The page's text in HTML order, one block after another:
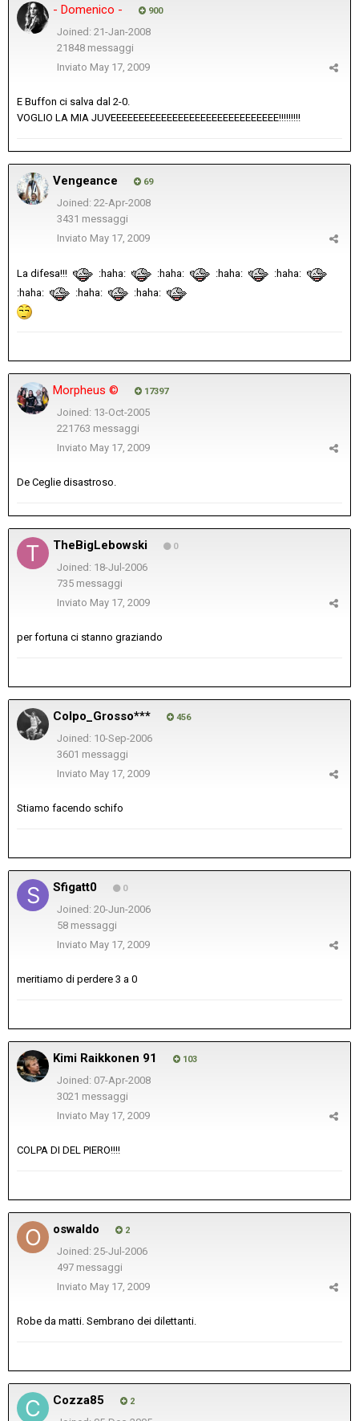
- Domenico - 900
Joined: 21-Jan-2008
21848 messaggi
Inviato May 17, 2009
E Buffon ci salva dal 2-0.
VOGLIO LA MIA JUVEEEEEEEEEEEEEEEEEEEEEEEEEEEEEE!!!!!!!!!
Vengeance 69
Joined: 22-Apr-2008
3431 messaggi
Inviato May 17, 2009
La difesa!!! :haha: :haha: :haha:
:haha:
:haha:
:haha: :haha:
Morpheus © 17397
Joined: 13-Oct-2005
221763 messaggi
Inviato May 17, 2009
De Ceglie disastroso.
TheBigLebowski 0
Joined: 18-Jul-2006
735 messaggi
Inviato May 17, 2009
per fortuna ci stanno graziando
Colpo_Grosso*** 456
Joined: 10-Sep-2006
3601 messaggi
Inviato May 17, 2009
Stiamo facendo schifo
Sfigatt0 0
Joined: 20-Jun-2006
58 messaggi
Inviato May 17, 2009
meritiamo di perdere 3 a 0
Kimi Raikkonen 91 103
Joined: 07-Apr-2008
3021 messaggi
Inviato May 17, 2009
COLPA DI DEL PIERO!!!!
oswaldo 2
Joined: 25-Jul-2006
497 messaggi
Inviato May 17, 2009
Robe da matti. Sembrano dei dilettanti.
Cozza85 2